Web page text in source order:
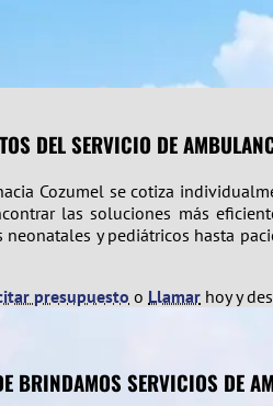
DEL SERVICIO DE
Cozumel se cotiza
las soluciones más
y pediátricos hasta
presupuesto o Llamar hoy y
BRINDAMOS SERVICIOS DE